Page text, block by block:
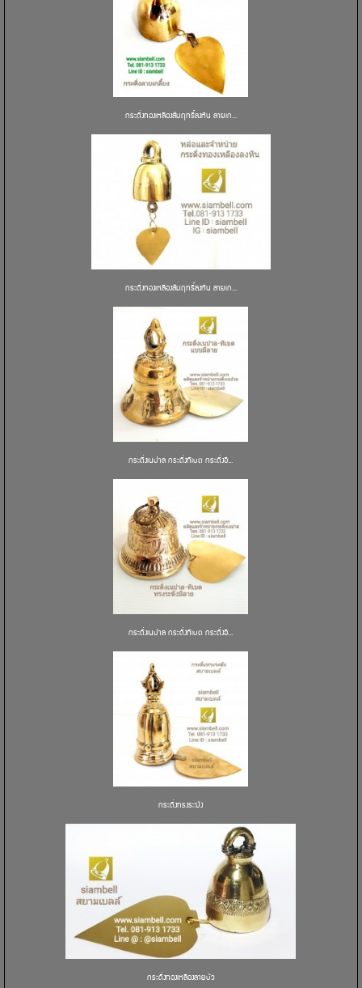
กระดิ่งทองเหลืองสัมฤทธิ์ลงหิน ลายเก...
กระดิ่งทองเหลืองสัมฤทธิ์ลงหิน ลายเก...
กระดิ่งเนปาล กระดิ่งทิเบต กระดิ่งอิ...
กระดิ่งเนปาล กระดิ่งทิเบต กระดิ่งอิ...
กระดิ่งทรงระฆัง
กระดิ่งทองเหลืองลายบัว